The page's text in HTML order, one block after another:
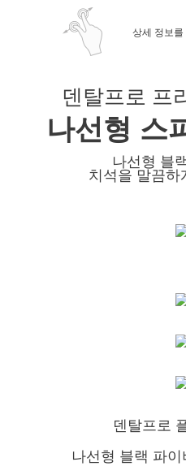
상세 정보
덴탈프로 프
나선형 스
나선형 블
치석을 말끔하
덴탈프로
나선형 블랙 파